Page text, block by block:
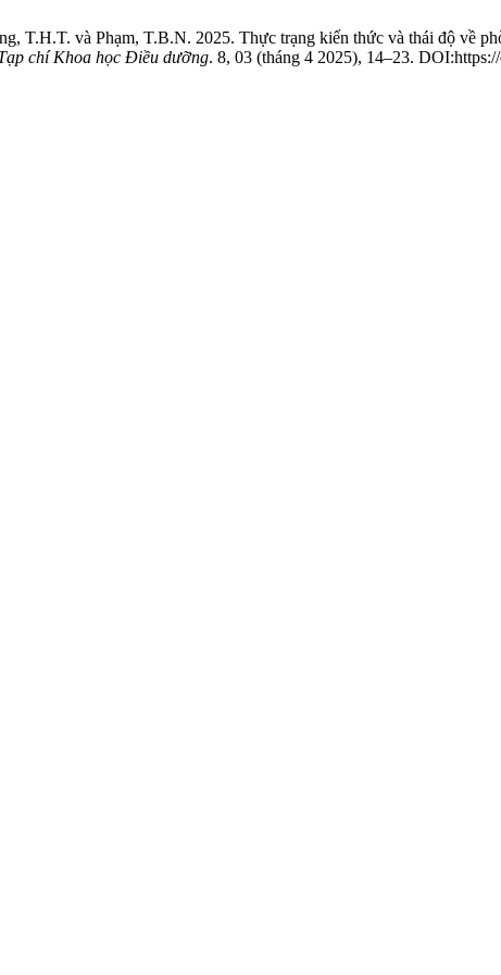
T.H.T. và Phạm, T.B.N. 2025. Thực trạng kiến thức và thái độ về
chí Khoa học Điều dưỡng. 8, 03 (tháng 4 2025), 14–23.